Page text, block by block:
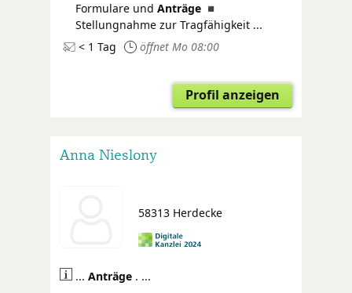
Formulare und Anträge ◾
Stellungnahme zur Tragfähigkeit ...
< 1 Tag
öffnet Mo 08:00
Profil anzeigen
Anna Nieslony
58313 Herdecke
... Anträge . ...